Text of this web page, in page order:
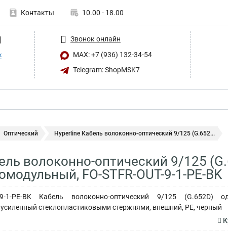
Контакты 10.00 - 18.00
Звонок онлайн
MAX: +7 (936) 132-34-54
Telegram: ShopMSK7
Оптический Hyperline Кабель волоконно-оптический 9/125 (G.652...
волоконно-оптический 9/125
FO-STFR-OUT-9-1-PE-BK
9-1-PE-BK Кабель волоконно-оптический 9/125
стеклопластиковыми стержнями, внешний, PE, черный